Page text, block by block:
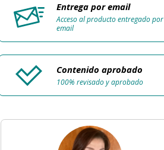
Entrega por email
Acceso al producto entregado por
email
Contenido aprobado
100% revisado y aprobado